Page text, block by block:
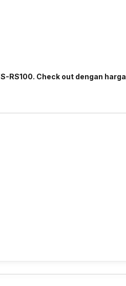
RS100. Check out dengan harga